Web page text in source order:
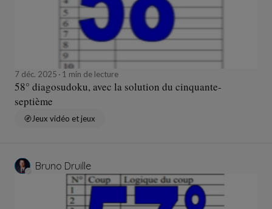
7 déc. 2025 1 min de lecture
58° diagosudoku, avec la solution du cinquante-
septième
Jeux vidéo et jeux
Bruno Druille